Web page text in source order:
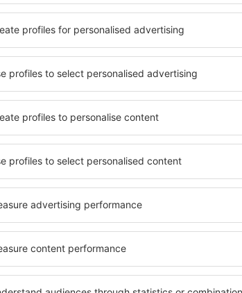
in Teesdale
eine vielfältige
eine Unterkunft findet,
Sie bevorzugen ein Hotel mit
oder wählen Hotels
günstige Unterkünfte
können Sie eine
Wählen Sie eine
Hotels sowie die
aus und die Möglichkeit
Buchung. Hotels in Middleton
der Nähe der beliebtesten
der Masse. Perfekt für
Ausgangspunkt für Ausflüge
für sich aus und bereiten
Geschäftsreise vor!
muss.
Gäste
oder
Ein
sowie
ihre